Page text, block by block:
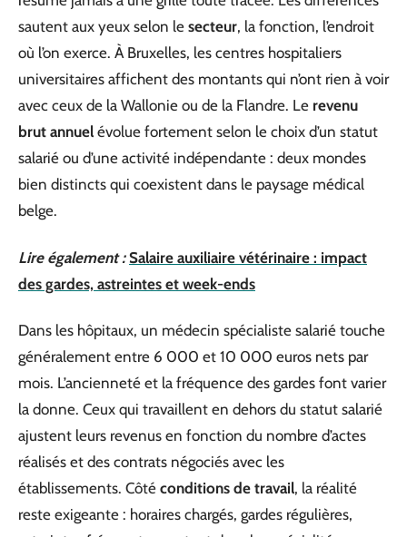
sautent aux yeux selon le secteur, la fonction, l’endroit
où l’on exerce. À Bruxelles, les centres hospitaliers
universitaires affichent des montants qui n’ont rien à voir
avec ceux de la Wallonie ou de la Flandre. Le revenu
brut annuel évolue fortement selon le choix d’un statut
salarié ou d’une activité indépendante : deux mondes
bien distincts qui coexistent dans le paysage médical
belge.
Lire également : Salaire auxiliaire vétérinaire : impact
des gardes, astreintes et week-ends
Dans les hôpitaux, un médecin spécialiste salarié touche
généralement entre 6 000 et 10 000 euros nets par
mois. L’ancienneté et la fréquence des gardes font varier
la donne. Ceux qui travaillent en dehors du statut salarié
ajustent leurs revenus en fonction du nombre d’actes
réalisés et des contrats négociés avec les
établissements. Côté conditions de travail, la réalité
reste exigeante : horaires chargés, gardes régulières,